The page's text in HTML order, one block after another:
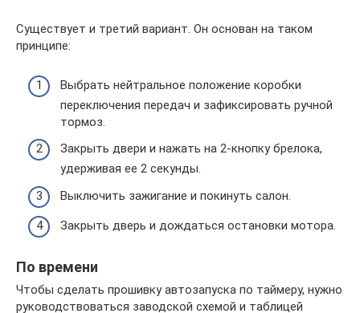
Существует и третий вариант. Он основан на таком
принципе:
Выбрать нейтральное положение коробки
переключения передач и зафиксировать ручной
тормоз.
Закрыть двери и нажать на 2-кнопку брелока,
удерживая ее 2 секунды.
Выключить зажигание и покинуть салон.
Закрыть дверь и дождаться остановки мотора.
По времени
Чтобы сделать прошивку автозапуска по таймеру, нужно
руководствоваться заводской схемой и таблицей